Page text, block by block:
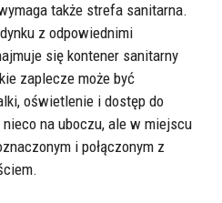
także strefa sanitarna.
z odpowiednimi
się kontener sanitarny
zaplecze może być
oświetlenie i dostęp do
na uboczu, ale w miejscu
i połączonym z